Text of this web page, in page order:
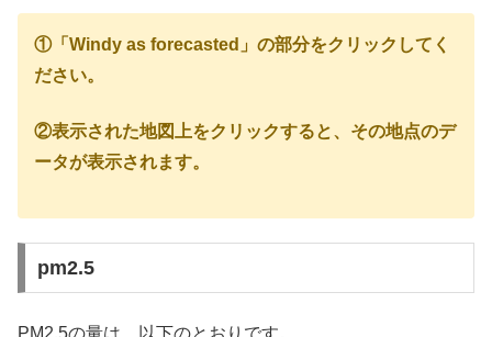
①「Windy as forecasted」の部分をクリックしてく
ださい。
②表示された地図上をクリックすると、その地点のデ
ータが表示されます。
pm2.5
PM2.5の量は、以下のとおりです。